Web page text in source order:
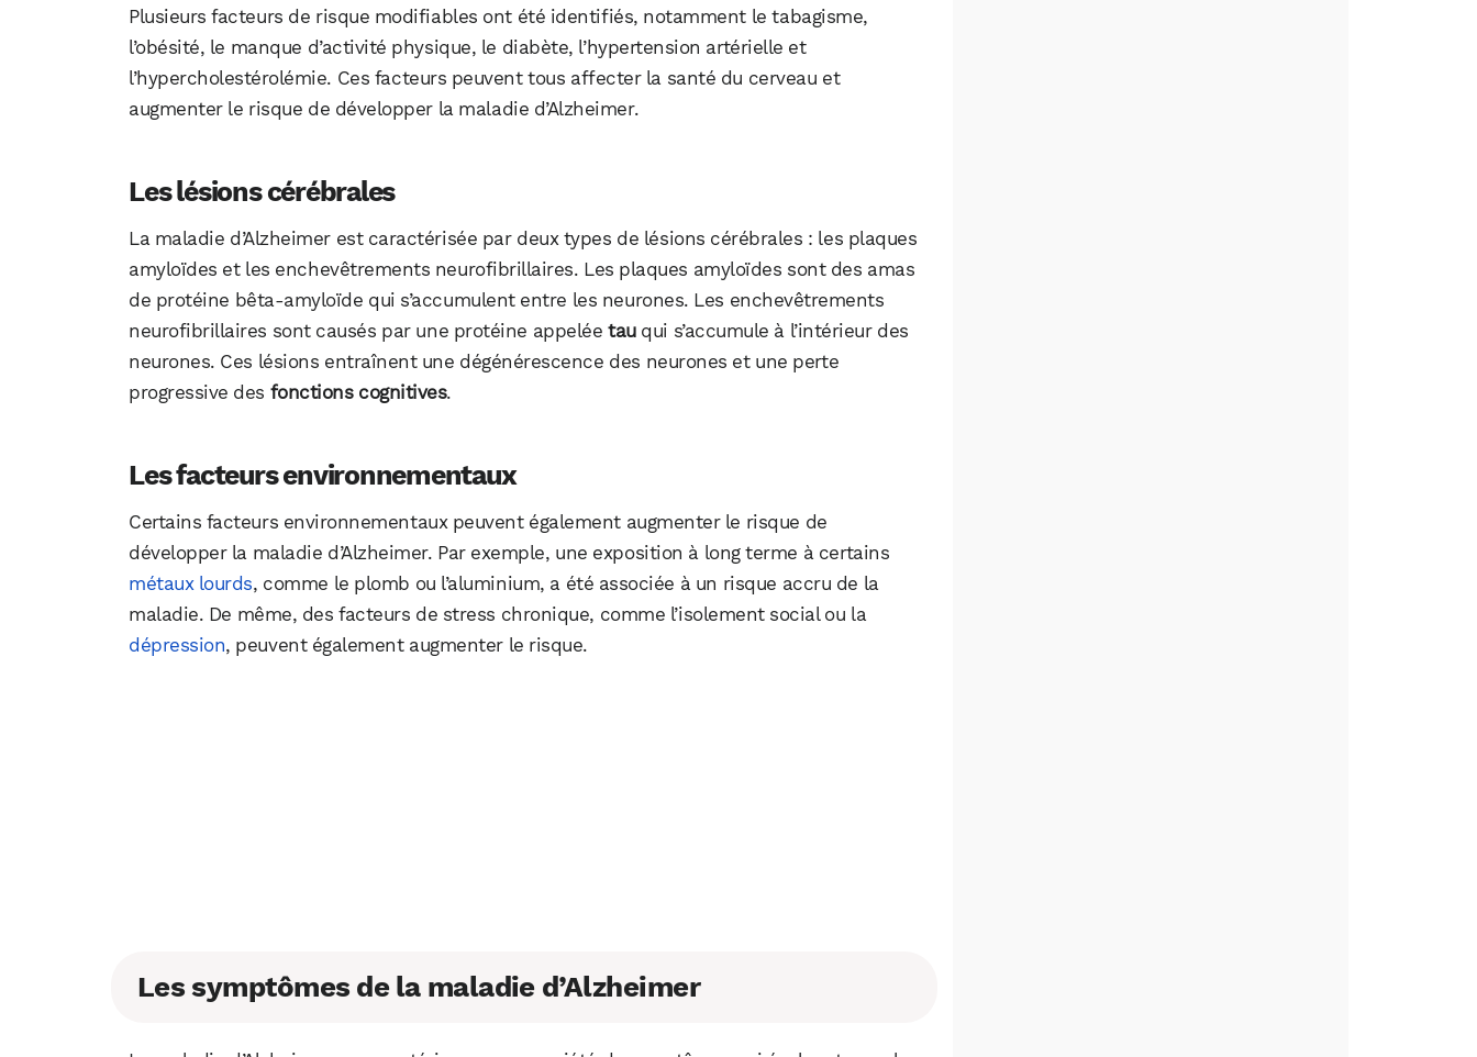
Plusieurs facteurs de risque modifiables ont été identifiés, notamment le tabagisme,
l’obésité, le manque d’activité physique, le diabète, l’hypertension artérielle et
l’hypercholestérolémie. Ces facteurs peuvent tous affecter la santé du cerveau et
augmenter le risque de développer la maladie d’Alzheimer.
Les lésions cérébrales
La maladie d’Alzheimer est caractérisée par deux types de lésions cérébrales : les plaques
amyloïdes et les enchevêtrements neurofibrillaires. Les plaques amyloïdes sont des amas
de protéine bêta-amyloïde qui s’accumulent entre les neurones. Les enchevêtrements
neurofibrillaires sont causés par une protéine appelée tauqui s’accumule à l’intérieur des
neurones. Ces lésions entraînent une dégénérescence des neurones et une perte
progressive des fonctions cognitives.
Les facteurs environnementaux
Certains facteurs environnementaux peuvent également augmenter le risque de
développer la maladie d’Alzheimer. Par exemple, une exposition à long terme à certains
métaux lourds, comme le plomb ou l’aluminium, a été associée à un risque accru de la
maladie. De même, des facteurs de stress chronique, comme l’isolement social ou la
dépression, peuvent également augmenter le risque.
Les symptômes de la maladie d’Alzheimer